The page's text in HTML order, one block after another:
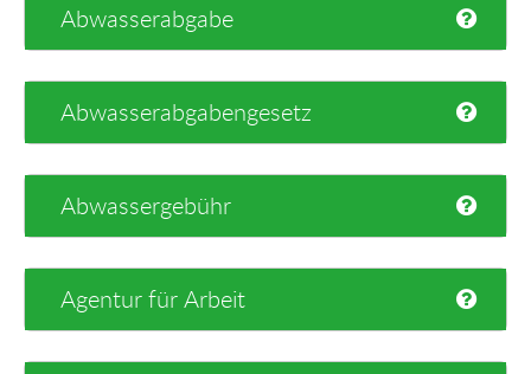
Abwasserabgabe
Abwasserabgabengesetz
Abwassergebühr
Agentur für Arbeit